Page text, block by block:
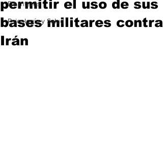
De interés
Psicología y Salud
permitir el uso de sus
bases militares contra
Irán